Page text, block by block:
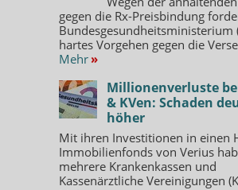
gegen die Rx-Preisbindung
Bundesgesundheitsministerium
hartes Vorgehen gegen die
Mehr »
Millionenverluste
& KVen: Schaden
höher
Mit ihren Investitionen in einen
Immobilienfonds von Verius
mehrere Krankenkassen und
Kassenärztliche Vereinigungen